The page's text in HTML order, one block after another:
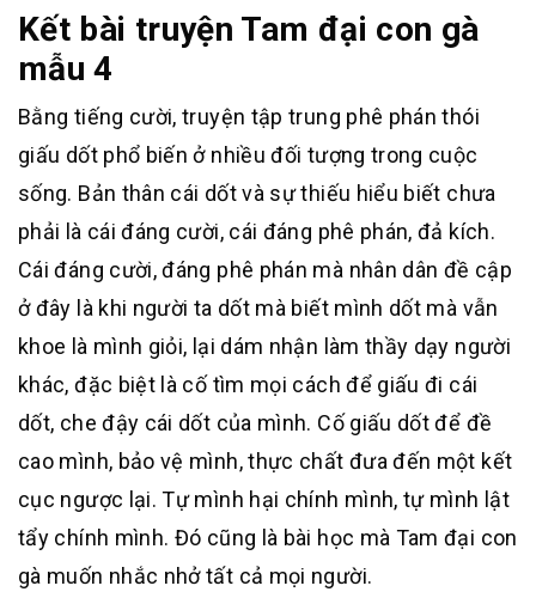
Kết bài truyện Tam đại con gà
mẫu 4
Bằng tiếng cười, truyện tập trung phê phán thói
giấu dốt phổ biến ở nhiều đối tượng trong cuộc
sống. Bản thân cái dốt và sự thiếu hiểu biết chưa
phải là cái đáng cười, cái đáng phê phán, đả kích.
Cái đáng cười, đáng phê phán mà nhân dân đề cập
ở đây là khi người ta dốt mà biết mình dốt mà vẫn
khoe là mình giỏi, lại dám nhận làm thầy dạy người
khác, đặc biệt là cố tìm mọi cách để giấu đi cái
dốt, che đậy cái dốt của mình. Cố giấu dốt để đề
cao mình, bảo vệ mình, thực chất đưa đến một kết
cục ngược lại. Tự mình hại chính mình, tự mình lật
tẩy chính mình. Đó cũng là bài học mà Tam đại con
gà muốn nhắc nhở tất cả mọi người.